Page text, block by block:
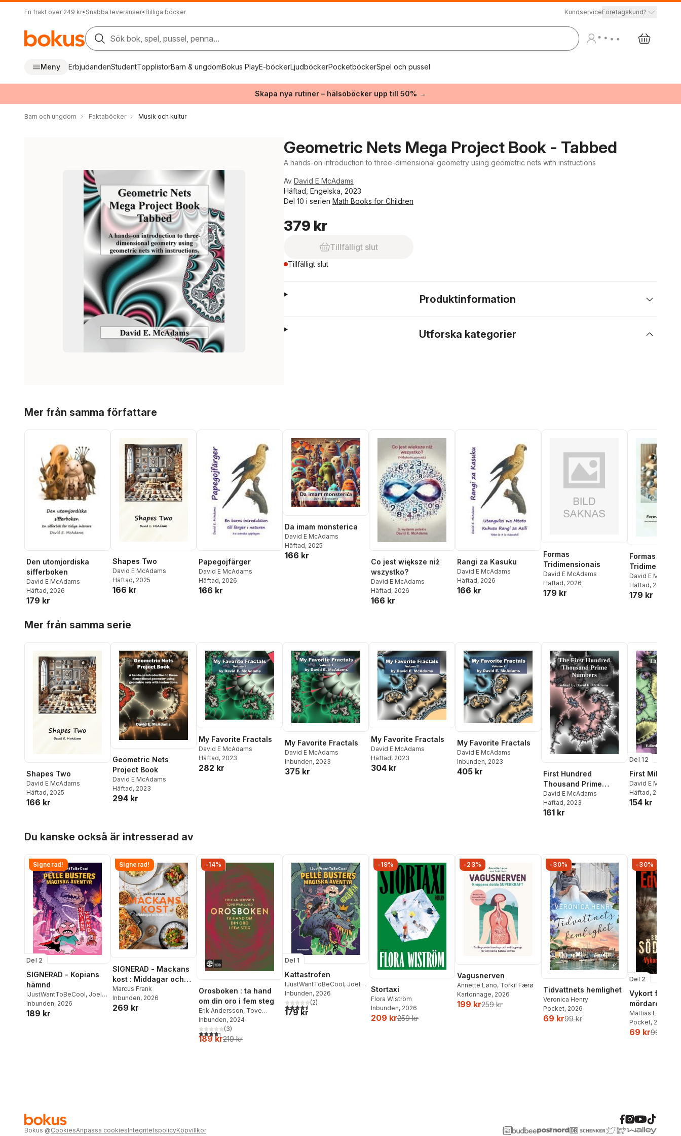
Fri frakt över 249 kr• Snabba leveranser• Billiga böcker KundserviceFöretagskund?
Sök bok, spel, pussel, penna...
Meny ErbjudandenStudentTopplistorBarn & ungdomBokus PlayE-böckerLjudböckerPocketböckerSpel och pussel
Skapa nya rutiner – hälsoböcker upp till 50% →
Barn och ungdom Faktaböcker Musik och kultur
Geometric Nets Mega Project Book - Tabbed
A hands-on introduction to three-dimensional geometry using geometric nets with instructions
Av David E McAdams
Häftad, Engelska, 2023
Del 10 i serien Math Books for Children
379 kr
Tillfälligt slut
Tillfälligt slut
Produktinformation
Utforska kategorier
Mer från samma författare
Den utomjordiska
sifferboken
David E McAdams
Häftad, 2026
179 kr
Shapes Two
David E McAdams
Häftad, 2025
166 kr
Papegojfärger
David E McAdams
Häftad, 2026
166 kr
Da imam monsterica
David E McAdams
Häftad, 2025
166 kr
Co jest większe niż
wszystko?
David E McAdams
Häftad, 2026
166 kr
Rangi za Kasuku
David E McAdams
Häftad, 2026
166 kr
Formas
Tridimensionais
David E McAdams
Häftad, 2026
179 kr
Formas
David E
Häftad, 2026
179 kr
Mer från samma serie
Shapes Two
David E McAdams
Häftad, 2025
166 kr
Geometric Nets
Project Book
David E McAdams
Häftad, 2023
294 kr
My Favorite Fractals
David E McAdams
Häftad, 2023
282 kr
My Favorite Fractals
David E McAdams
Inbunden, 2023
375 kr
My Favorite Fractals
David E McAdams
Häftad, 2023
304 kr
My Favorite Fractals
David E McAdams
Inbunden, 2023
405 kr
First Hundred
Thousand Prime
Numbers
David E McAdams
Häftad, 2023
161 kr
Del 12
First Million
David E
Häftad, 2023
154 kr
Du kanske också är intresserad av
Signerad!
Del 2
SIGNERAD - Kopians
hämnd
IJustWantToBeCool, Joel
Adolphson,Emil Ejdemo
Beer ,Victor Beer
Inbunden, 2026
189 kr
Signerad!
SIGNERAD - Mackans
kost : Middagar och
matlådor
Marcus Frank
Inbunden, 2026
269 kr
-14%
Orosboken : ta hand
om din oro i fem steg
Erik Andersson, Tove
Wahlund
Inbunden, 2024
4,3utav 5 stjärnor. Totalt antal röster:
(3)
189 kr219 kr
Del 1
Kattastrofen
IJustWantToBeCool, Joel
Adolphson,Emil Ejdemo
Beer,Victor Beer
Inbunden, 2026
4,5utav 5 stjärnor. Totalt antal röster:
(2)
179 kr
-19%
Stortaxi
Flora Wiström
Inbunden, 2026
209 kr259 kr
-23%
Vagusnerven
Annette Løno, Torkil Færø
Kartonnage, 2026
199 kr259 kr
-30%
Tidvattnets hemlighet
Veronica Henry
Pocket, 2026
69 kr99 kr
-30%
Del 2
Vykort från en
mördare
Mattias
Pocket, 2026
69 kr99 kr
Bokus @CookiesAnpassa cookiesIntegritetspolicyKöpvillkor